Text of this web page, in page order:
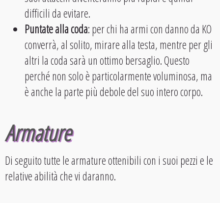
difficili da evitare.
Puntate alla coda: per chi ha armi con danno da KO
converrà, al solito, mirare alla testa, mentre per gli
altri la coda sarà un ottimo bersaglio. Questo
perché non solo è particolarmente voluminosa, ma
è anche la parte più debole del suo intero corpo.
Armature
Di seguito tutte le armature ottenibili con i suoi pezzi e le
relative abilità che vi daranno.